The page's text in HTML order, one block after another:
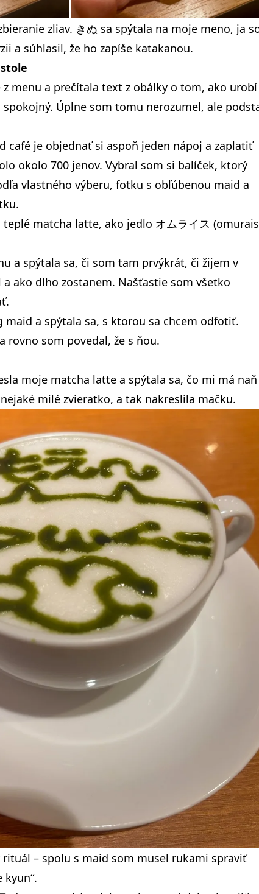
zliav. きぬ sa spýtala na moje meno, ja
a súhlasil, že ho zapíše katakanou.
menu a prečítala text z obálky o tom, ako urobí
Úplne som tomu nerozumel, ale
café je objednať si aspoň jeden nápoj a zaplatiť
okolo 700 jenov. Vybral som si balíček, ktorý
vlastného výberu, fotku s obľúbenou maid a
matcha latte, ako jedlo オムライス
a spýtala sa, či som tam prvýkrát, či žijem v
a ako dlho zostanem. Našťastie som všetko
a spýtala sa, s ktorou sa chcem odfotiť.
rovno som povedal, že s ňou.
moje matcha latte a spýtala sa, čo mi má naň
milé zvieratko, a tak nakreslila mačku.
– spolu s maid som musel rukami spraviť
kyun“.